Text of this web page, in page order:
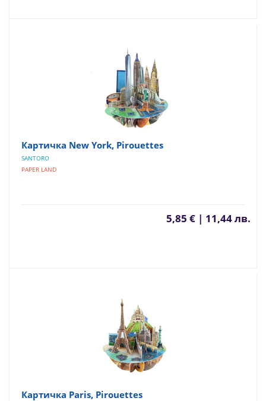
Картичка New York, Pirouettes
SANTORO
PAPER LAND
5,85 € | 11,44 лв.
Картичка Paris, Pirouettes